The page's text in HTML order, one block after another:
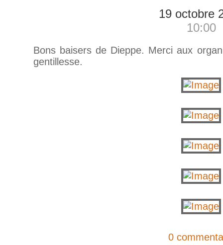
19 octobre
10:00
Bons baisers de Dieppe. Merci aux
gentillesse.
0